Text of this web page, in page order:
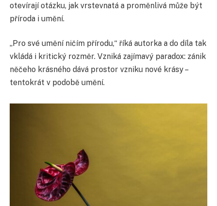
otevírají otázku, jak vrstevnatá a proměnlivá může být
příroda i umění.
„Pro své umění ničím přírodu,“ říká autorka a do díla tak
vkládá i kritický rozměr. Vzniká zajímavý paradox: zánik
něčeho krásného dává prostor vzniku nové krásy –
tentokrát v podobě umění.